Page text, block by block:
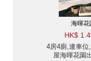
海暉花
HK$
4房4廁,連車位
屋海暉花園